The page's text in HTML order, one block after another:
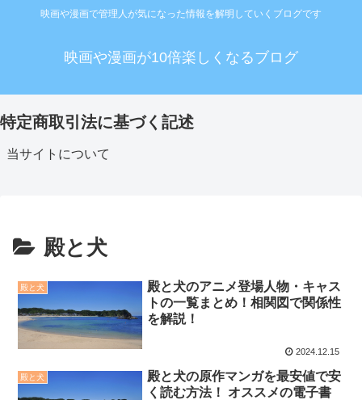
映画や漫画で管理人が気になった情報を解明していくブログです
映画や漫画が10倍楽しくなるブログ
特定商取引法に基づく記述
当サイトについて
殿と犬
殿と犬
殿と犬のアニメ登場人物・キャス
トの一覧まとめ！相関図で関係性
を解説！
2024.12.15
殿と犬
殿と犬の原作マンガを最安値で安
く読む方法！ オススメの電子書